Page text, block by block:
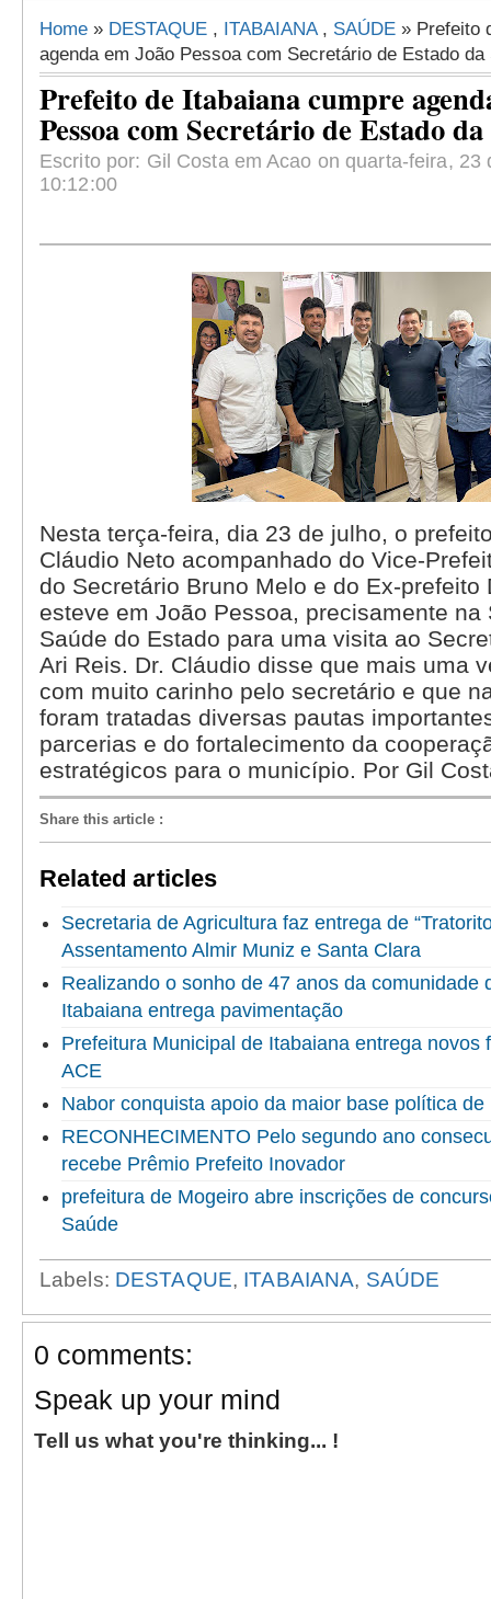
Home » DESTAQUE , ITABAIANA, SAÚDE » Prefeito
agenda em João Pessoa com Secretário de Estado da
Prefeito de Itabaiana cumpre
Pessoa com Secretário de Estado
Escrito por: Gil Costa em Acao on quarta-feira, 23
10:12:00
Nesta terça-feira, dia 23 de julho, o
Cláudio Neto acompanhado do Vice-
do Secretário Bruno Melo e do Ex-prefeito
esteve em João Pessoa, precisamente na
Saúde do Estado para uma visita ao
Ari Reis. Dr. Cláudio disse que mais uma
com muito carinho pelo secretário e que
foram tratadas diversas pautas
parcerias e do fortalecimento da
estratégicos para o município. Por Gil
Share this article :
Related articles
Secretaria de Agricultura faz entrega de
Assentamento Almir Muniz e Santa Clara
Realizando o sonho de 47 anos da comunidade
Itabaiana entrega pavimentação
Prefeitura Municipal de Itabaiana entrega novos
ACE
Nabor conquista apoio da maior base política de
RECONHECIMENTO Pelo segundo ano
recebe Prêmio Prefeito Inovador
prefeitura de Mogeiro abre inscrições de
Saúde
Labels: DESTAQUE, ITABAIANA, SAÚDE
0 comments:
Speak up your mind
Tell us what you're thinking... !